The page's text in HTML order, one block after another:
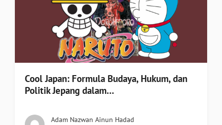
Cool Japan: Formula Budaya, Hukum, dan
Politik Jepang dalam…
Adam Nazwan Ainun Hadad